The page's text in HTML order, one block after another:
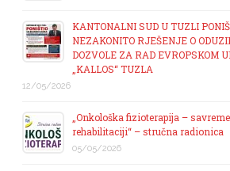
KANTONALNI SUD U TUZLI
NEZAKONITO RJEŠENJE O
DOZVOLE ZA RAD EVROPSKOM
„KALLOS“ TUZLA
12/05/2026
„Onkološka fizioterapija –
rehabilitaciji“ – stručna radionica
05/05/2026